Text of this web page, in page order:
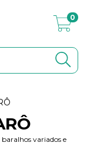
0
variados e